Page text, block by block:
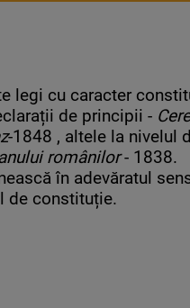
legi cu caracter
de principii -
-1848 , altele la nivelul
românilor- 1838.
în adevăratul
de constituție.